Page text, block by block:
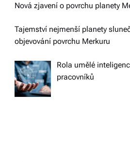
Nová zjavení o povrchu planety
Tajemství nejmenší planety
objevování povrchu Merkuru
Rola umělé
pracovníků